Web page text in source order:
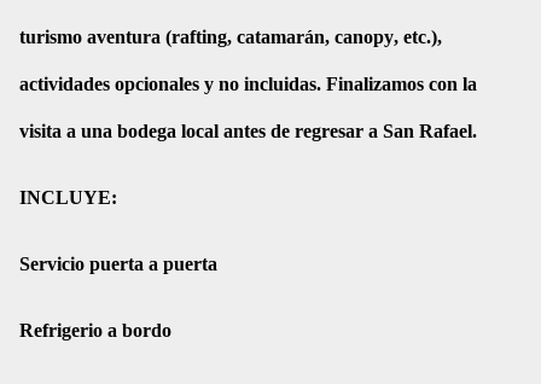
turismo aventura (rafting, catamarán, canopy, etc.),
actividades opcionales y no incluidas. Finalizamos con la
visita a una bodega local antes de regresar a San Rafael.
INCLUYE:
Servicio puerta a puerta
Refrigerio a bordo